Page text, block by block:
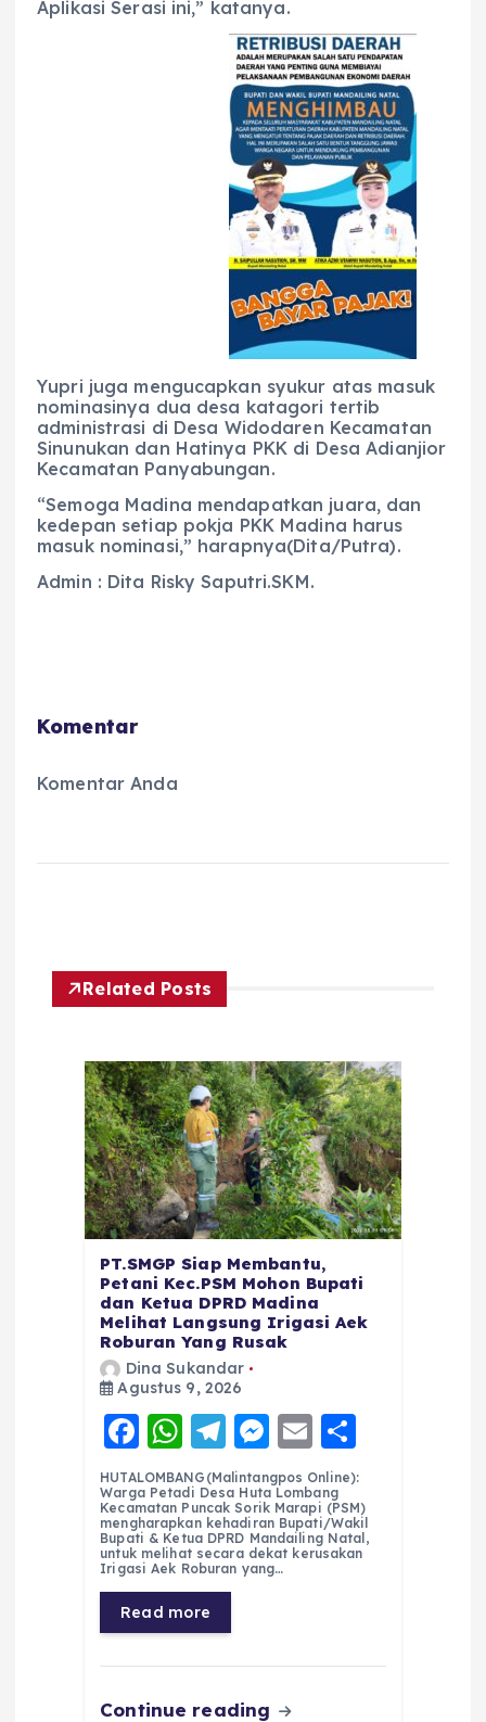
Aplikasi Serasi ini,” katanya.
Yupri juga mengucapkan syukur atas masuk
nominasinya dua desa katagori tertib
administrasi di Desa Widodaren Kecamatan
Sinunukan dan Hatinya PKK di Desa Adianjior
Kecamatan Panyabungan.
“Semoga Madina mendapatkan juara, dan
kedepan setiap pokja PKK Madina harus
masuk nominasi,” harapnya(Dita/Putra).
Admin : Dita Risky Saputri.SKM.
Komentar
Komentar Anda
Related Posts
PT.SMGP Siap Membantu,
Petani Kec.PSM Mohon Bupati
dan Ketua DPRD Madina
Melihat Langsung Irigasi Aek
Roburan Yang Rusak
Dina Sukandar
Agustus 9, 2026
F
a
c
e
b
o
o
k
W
h
a
ts
A
p
p
T
el
e
g
r
a
m
M
e
ss
e
n
E
m
ai
l
h
a
re
HUTALOMBANG(Malintangpos Online):
Warga Petadi Desa Huta Lombang
Kecamatan Puncak Sorik Marapi (PSM)
mengharapkan kehadiran Bupati/Wakil
Bupati & Ketua DPRD Mandailing Natal,
untuk melihat secara dekat kerusakan
Irigasi Aek Roburan yang…
Read more
Continue reading